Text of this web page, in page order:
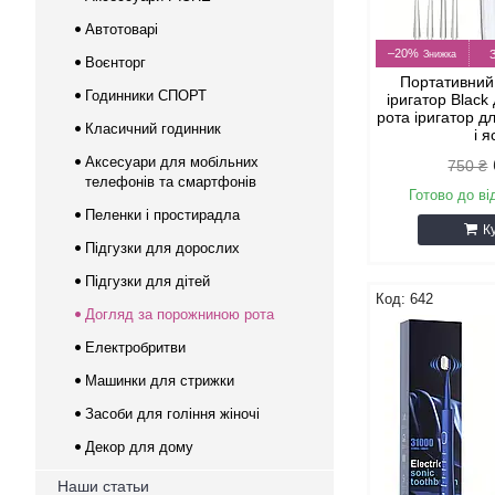
–20%
іригатор
рота іригатор
і
750 ₴
Готово до
642
Автотоварі
Воєнторг
Годинники СПОРТ
Класичний годинник
Аксесуари для мобільних
телефонів та смартфонів
Пеленки і простирадла
Підгузки для дорослих
Підгузки для дітей
Догляд за порожниною рота
Електробритви
Машинки для стрижки
Засоби для гоління жіночі
Декор для дому
Наши статьи